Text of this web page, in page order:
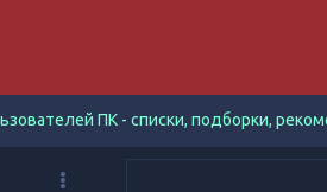
ПК - списки, подборки,